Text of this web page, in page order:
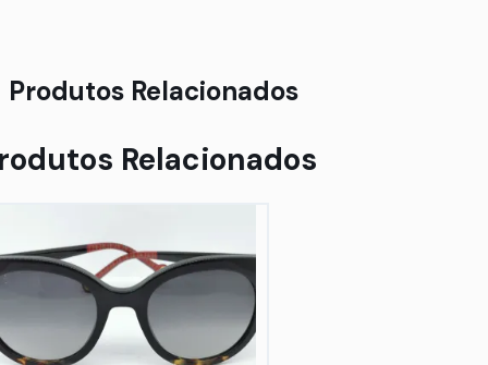
Produtos Relacionados
Relacionados